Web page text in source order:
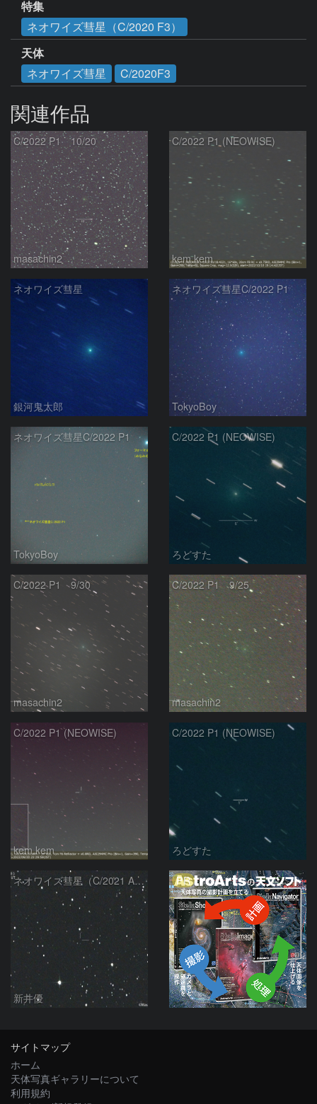
特集
ネオワイズ彗星（C/2020 F3）
天体
ネオワイズ彗星
C/2020F3
関連作品
C/2022 P1 10/20
masachin2
C/2022 P1 (NEOWISE)
kem.kem
ネオワイズ彗星
銀河鬼太郎
ネオワイズ彗星C/2022 P1
TokyoBoy
ネオワイズ彗星C/2022 P1
TokyoBoy
C/2022 P1 (NEOWISE)
ろどすた
C/2022 P1 9/30
masachin2
C/2022 P1 9/25
masachin2
C/2022 P1 (NEOWISE)
kem.kem
C/2022 P1 (NEOWISE)
ろどすた
ネオワイズ彗星（C/2021 A7） : 2022/04/07
新井優
PR
サイトマップ
ホーム
天体写真ギャラリーについて
利用規約